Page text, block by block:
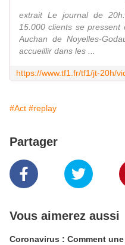
extrait Le journal de
15.000 clients se
Auchan de Noyelles-
accueillir dans les ...
#Act #replay
Partager
Vous aimerez aussi
Coronavirus : Comment